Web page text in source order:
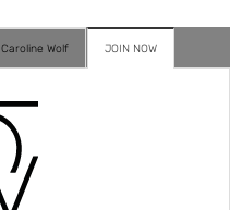
JOIN NOW
Caroline Wolf